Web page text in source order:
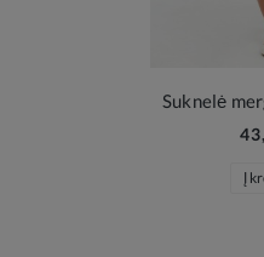
Suknelė
Į